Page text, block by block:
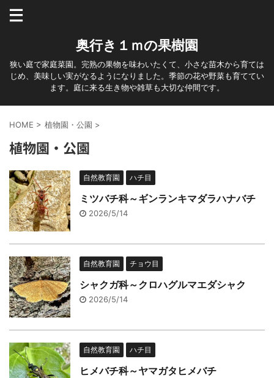
奥行き１ｍの果樹園
狭い庭で家庭菜園。完熟の果物を味わいたくて、小さな苗木から育ては
じめ、美味しい実がなるようになりました。季節の花や野菜も育ててい
ます。庭に来る生き物や雑草も大切な仲間です。
HOME > 植物園・公園 >
植物園・公園
自然教育園 ハチ目
ミツバチ科～ギンランキマダラハナバチ
2026/5/14
自然教育園 チョウ目
シャクガ科～クロハグルマエダシャク
2026/5/14
自然教育園 ハチ目
ヒメバチ科～ヤマガタヒメバチ